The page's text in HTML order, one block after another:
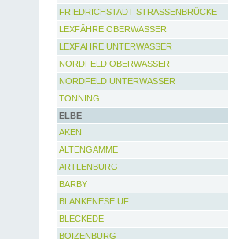
FRIEDRICHSTADT STRASSENBRÜCKE
LEXFÄHRE OBERWASSER
LEXFÄHRE UNTERWASSER
NORDFELD OBERWASSER
NORDFELD UNTERWASSER
TÖNNING
ELBE
AKEN
ALTENGAMME
ARTLENBURG
BARBY
BLANKENESE UF
BLECKEDE
BOIZENBURG